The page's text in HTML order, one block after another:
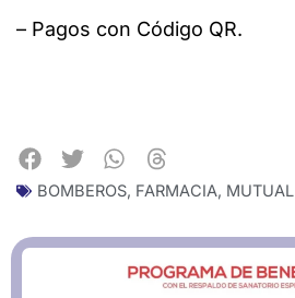
– Pagos con Código QR.
BOMBEROS, FARMACIA, MUTUAL